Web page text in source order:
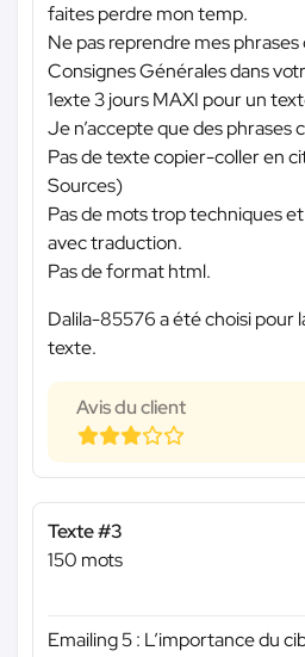
faites perdre mon temp.
Ne pas reprendre mes
Consignes Générales dans
1exte 3 jours MAXI pour un
Je n’accepte que des phrases
Pas de texte copier-coller en
Sources)
Pas de mots trop techniques
avec traduction.
Pas de format html.
Dalila-85576 a été choisi pour
texte.
Avis du client
Texte #3
150 mots
Emailing 5 : L’importance du